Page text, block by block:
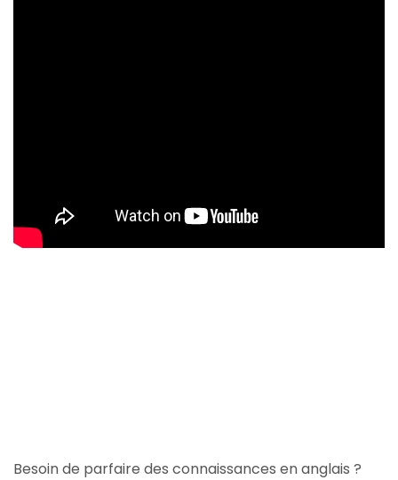
Besoin de parfaire des connaissances en anglais ?